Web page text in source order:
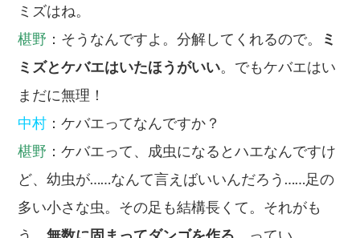
ミズはね。
椹野 ：そうなんですよ。分解してくれるので。
ミ
ミズとケバエはいたほうがいい。でもケバエはい
まだに無理！
中村 ：ケバエってなんですか？
椹野 ：ケバエって、成虫になるとハエなんですけ
ど、幼虫が……なんて言えばいいんだろう……足の
多い小さな虫。その足も結構長くて。それがも